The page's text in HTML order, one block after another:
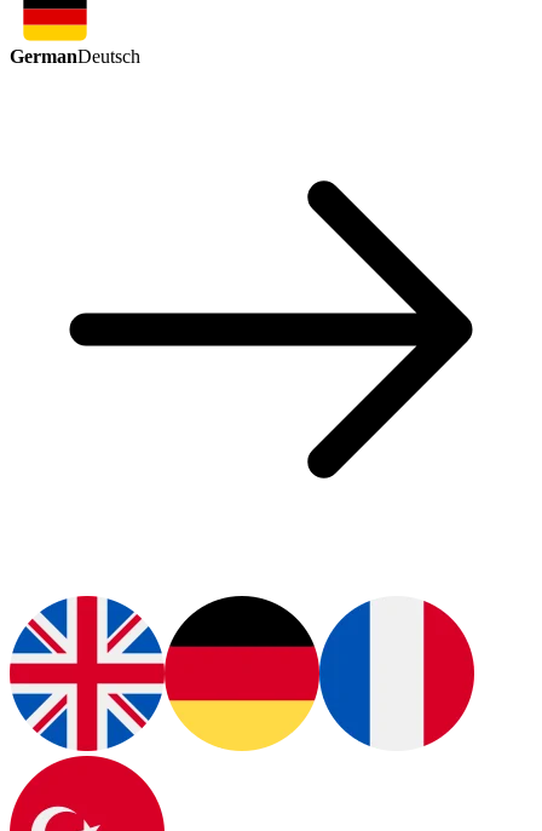
GermanDeutsch